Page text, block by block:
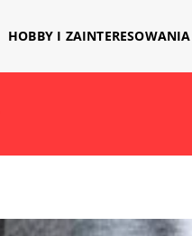
HOBBY I ZAINTERESOWANIA